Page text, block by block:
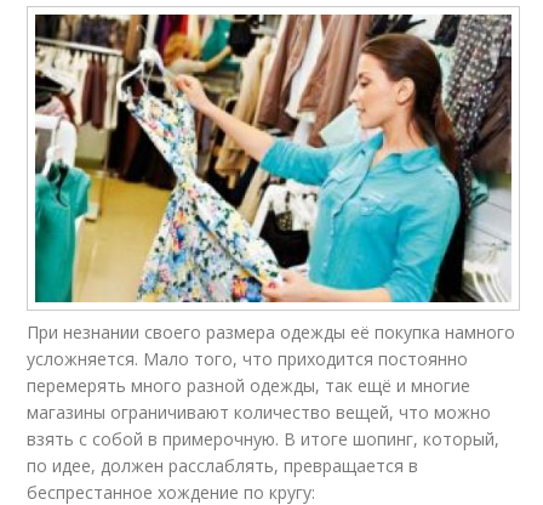
При незнании своего размера одежды её покупка намного
усложняется. Мало того, что приходится постоянно
перемерять много разной одежды, так ещё и многие
магазины ограничивают количество вещей, что можно
взять с собой в примерочную. В итоге шопинг, который,
по идее, должен расслаблять, превращается в
беспрестанное хождение по кругу: